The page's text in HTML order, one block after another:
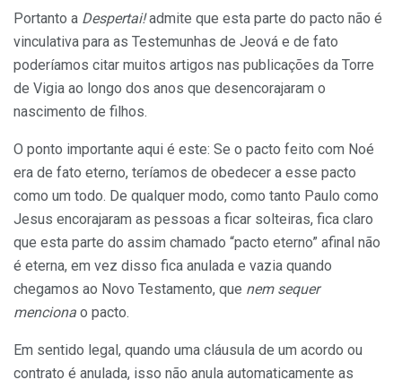
Portanto a Despertai!admite que esta parte do pacto não é
vinculativa para as Testemunhas de Jeová e de fato
poderíamos citar muitos artigos nas publicações da Torre
de Vigia ao longo dos anos que desencorajaram o
nascimento de filhos.
O ponto importante aqui é este: Se o pacto feito com Noé
era de fato eterno, teríamos de obedecer a esse pacto
como um todo. De qualquer modo, como tanto Paulo como
Jesus encorajaram as pessoas a ficar solteiras, fica claro
que esta parte do assim chamado “pacto eterno” afinal não
é eterna, em vez disso fica anulada e vazia quando
chegamos ao Novo Testamento, que nem sequer
menciona o pacto.
Em sentido legal, quando uma cláusula de um acordo ou
contrato é anulada, isso não anula automaticamente as